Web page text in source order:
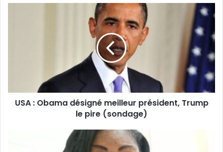
USA : Obama désigné meilleur président, Trump
le pire (sondage)